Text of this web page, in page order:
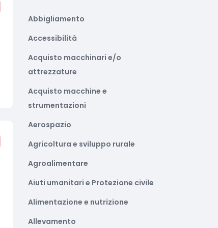
Abbigliamento
Accessibilità
Acquisto macchinari e/o
attrezzature
Acquisto macchine e
strumentazioni
Aerospazio
Agricoltura e sviluppo rurale
Agroalimentare
Aiuti umanitari e Protezione civile
Alimentazione e nutrizione
Allevamento